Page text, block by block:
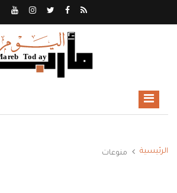
الرئيسية منوعات